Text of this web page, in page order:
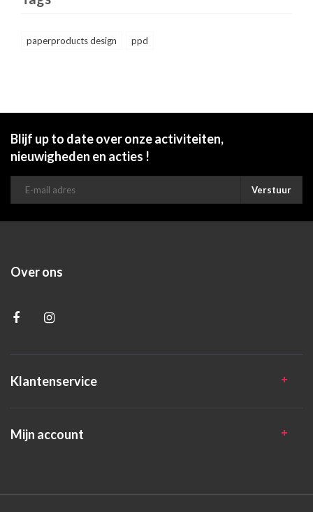
paperproducts design ppd
Blijf up to date over onze activiteiten,
nieuwigheden en acties !
Verstuur
Over ons
Klantenservice
Mijn account